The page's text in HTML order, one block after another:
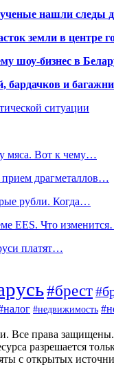
нашли следы
земли в центре
шоу-бизнес в
бардачков и
ситуации
мяса. Вот к чему…
прием драгметаллов…
рубли. Когда…
EES. Что
платят…
#брест
#недвижимость
Все права защищены.
разрешается
с открытых